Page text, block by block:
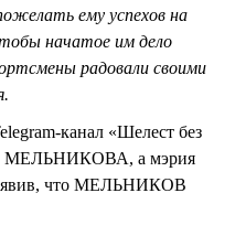
ему успехов на
начатое им дело
радовали своими
канал «Шелест без
МЕЛЬНИКОВА, а мэрия
что МЕЛЬНИКОВ